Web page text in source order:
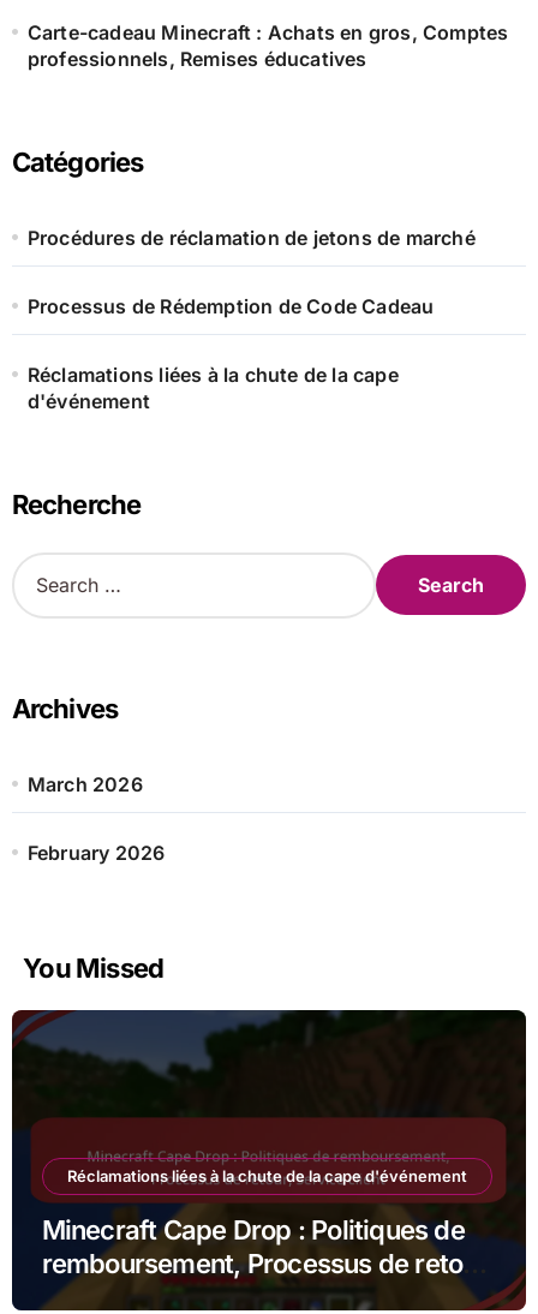
Carte-cadeau Minecraft : Achats en gros, Comptes
professionnels, Remises éducatives
Catégories
Procédures de réclamation de jetons de marché
Processus de Rédemption de Code Cadeau
Réclamations liées à la chute de la cape
d'événement
Recherche
S
e
h
f
r
Archives
March 2026
February 2026
You Missed
Réclamations liées à la chute de la cape d'événement
Minecraft Cape Drop : Politiques de
remboursement, Processus de retour,
Service client